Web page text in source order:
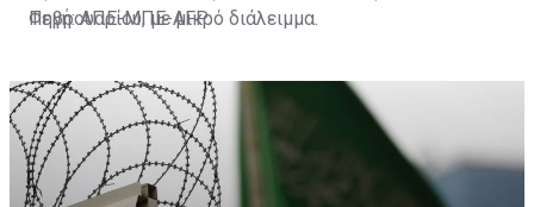
Φεβρουαρίου, με μικρό διάλειμμα.
Πηγή: ΑΠΕ-ΜΠΕ-AFP